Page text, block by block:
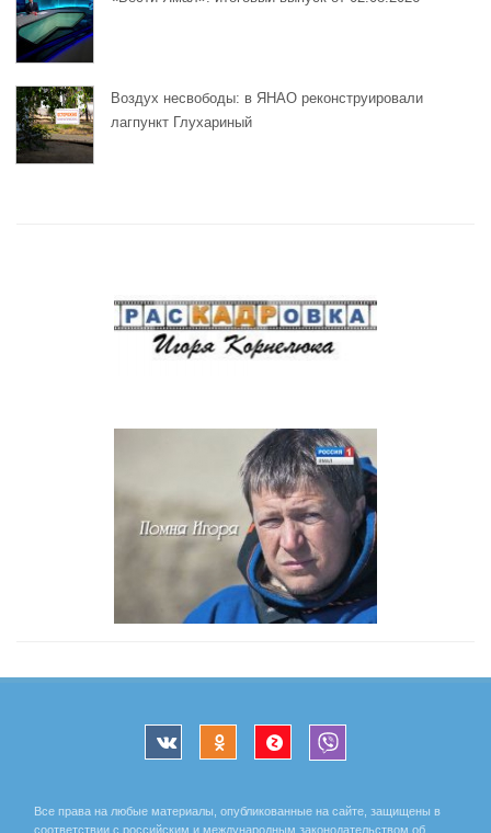
Воздух несвободы: в ЯНАО реконструировали
лагпункт Глухариный
Все права на любые материалы, опубликованные на сайте, защищены в
соответствии с российским и международным законодательством об